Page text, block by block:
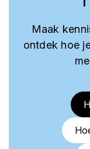
Maak
ontdek hoe